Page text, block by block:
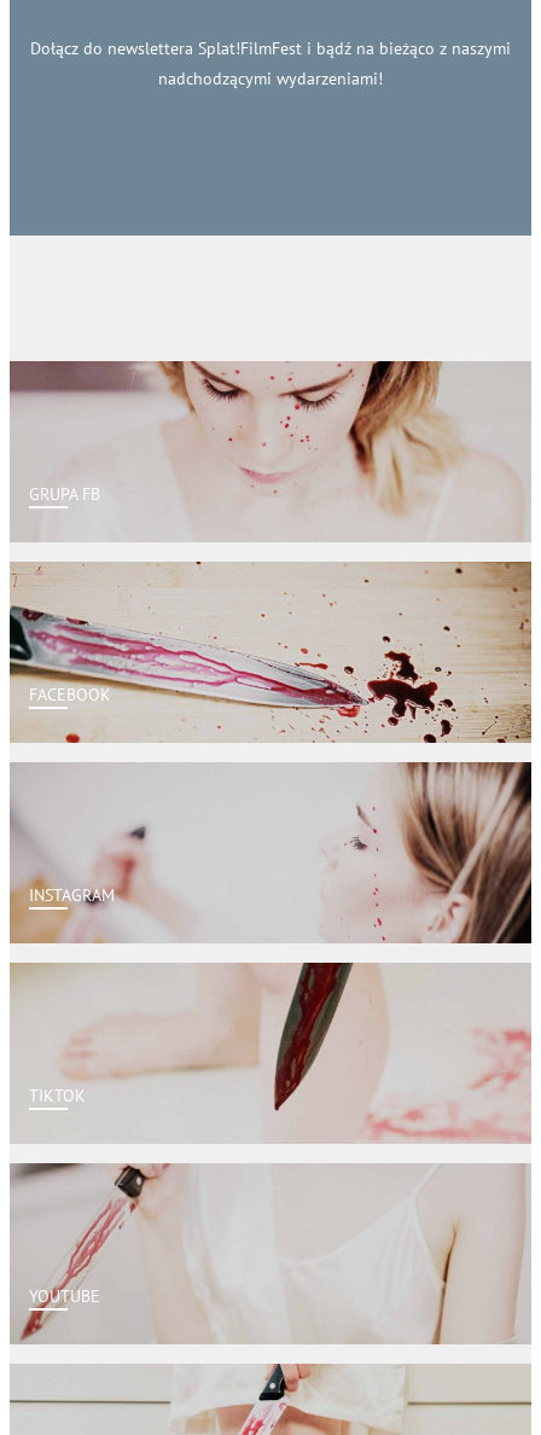
Dołącz do newslettera Splat!FilmFest i bądź na bieżąco z naszymi
nadchodzącymi wydarzeniami!
GRUPA FB
FACEBOOK
INSTAGRAM
TIKTOK
YOUTUBE